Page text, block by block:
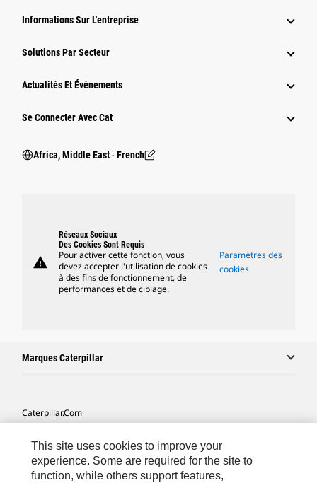
Informations Sur L'entreprise
Solutions Par Secteur
Actualités Et Événements
Se Connecter Avec Cat
Africa, Middle East ‧ French
warning
Réseaux Sociaux
Des Cookies Sont Requis
Pour activer cette fonction, vous
devez accepter l'utilisation de cookies
à des fins de fonctionnement, de
performances et de ciblage.
Paramètres des
cookies
Marques Caterpillar
Caterpillar.com
Mes Préférences Marketing
This site uses cookies to improve your
experience. Some are required for the site to
function, while others support features,